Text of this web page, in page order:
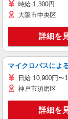
時給 1,300円
大阪市中央区
詳細を
マイクロバスによ
日給 10,900円〜
神戸市須磨区
詳細を